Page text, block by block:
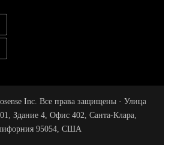
Inc. Все права защищены · Улица
Здание 4, Офис 402, Санта-Клара,
95054, США